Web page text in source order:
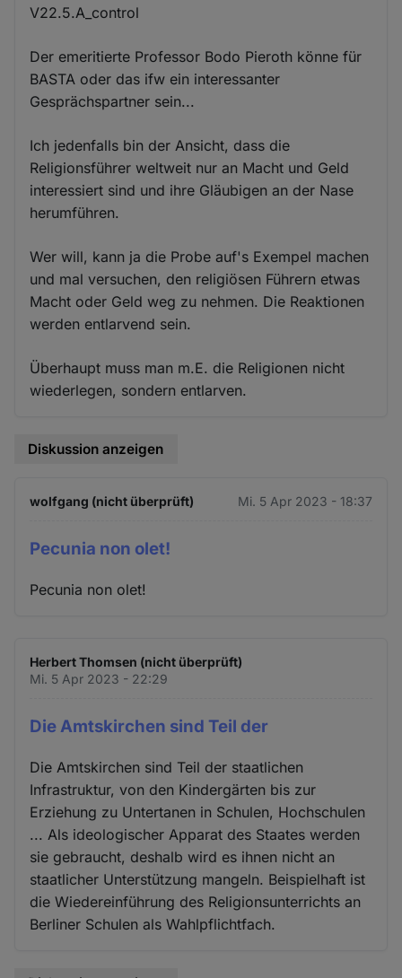
V22.5.A_control
Der emeritierte Professor Bodo Pieroth könne für
BASTA oder das ifw ein interessanter
Gesprächspartner sein...
Ich jedenfalls bin der Ansicht, dass die
Religionsführer weltweit nur an Macht und Geld
interessiert sind und ihre Gläubigen an der Nase
herumführen.
Wer will, kann ja die Probe auf's Exempel machen
und mal versuchen, den religiösen Führern etwas
Macht oder Geld weg zu nehmen. Die Reaktionen
werden entlarvend sein.
Überhaupt muss man m.E. die Religionen nicht
wiederlegen, sondern entlarven.
Diskussion anzeigen
wolfgang (nicht überprüft) Mi. 5 Apr 2023 - 18:37
Pecunia non olet!
Pecunia non olet!
Herbert Thomsen (nicht überprüft)
Mi. 5 Apr 2023 - 22:29
Die Amtskirchen sind Teil der
Die Amtskirchen sind Teil der staatlichen
Infrastruktur, von den Kindergärten bis zur
Erziehung zu Untertanen in Schulen, Hochschulen
... Als ideologischer Apparat des Staates werden
sie gebraucht, deshalb wird es ihnen nicht an
staatlicher Unterstützung mangeln. Beispielhaft ist
die Wiedereinführung des Religionsunterrichts an
Berliner Schulen als Wahlpflichtfach.